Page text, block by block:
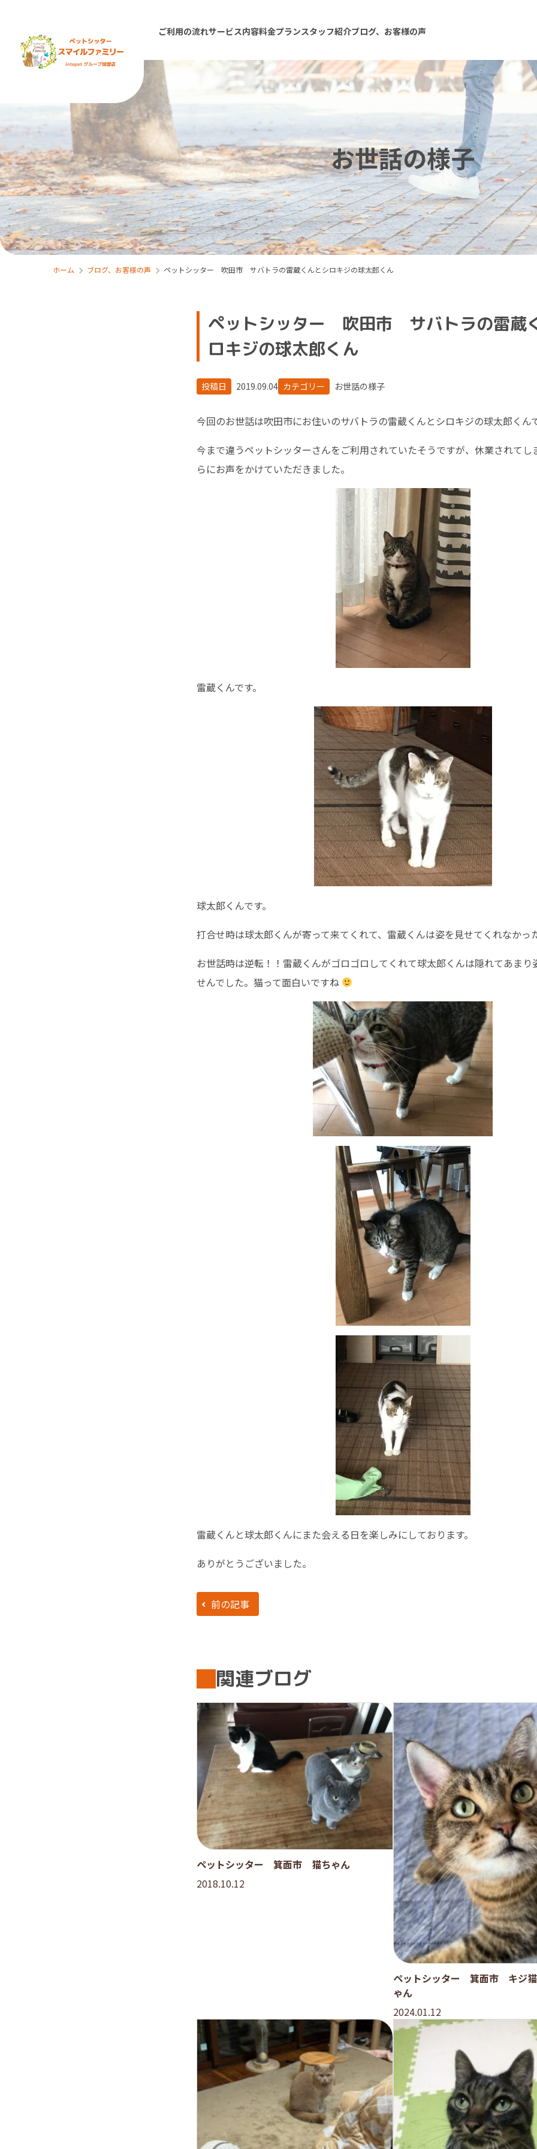
ご利用の流れサービス内容料金プランスタッフ紹介ブログ、お客様の声
お世話の様子
ホーム ブログ、お客様の声 ペットシッター 吹田市 サバトラの雷蔵くんとシロキジの球太郎くん
ペットシッター 吹田市 サバトラの雷蔵
ロキジの球太郎くん
投稿日 2019.09.04 カテゴリー お世話の様子
今回のお世話は吹田市にお住いのサバトラの雷蔵くんとシロキジの球太郎くん
今まで違うペットシッターさんをご利用されていたそうですが、休業されてし
らにお声をかけていただきました。
雷蔵くんです。
球太郎くんです。
打合せ時は球太郎くんが寄って来てくれて、雷蔵くんは姿を見せてくれなか
お世話時は逆転！！雷蔵くんがゴロゴロしてくれて球太郎くんは隠れてあまり
せんでした。猫って面白いですね
雷蔵くんと球太郎くんにまた会える日を楽しみにしております。
ありがとうございました。
前の記事
関連ブログ
ペットシッター 箕面市 猫ちゃん
2018.10.12
ペットシッター 箕面市 キジ
ゃん
2024.01.12